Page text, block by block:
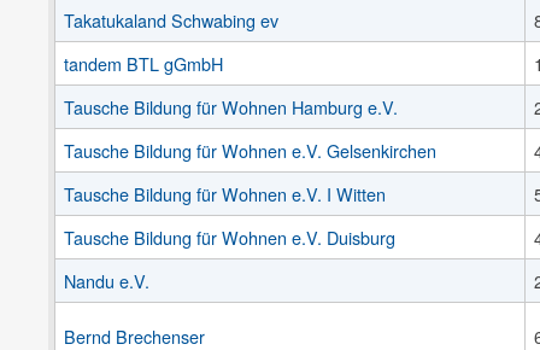
Takatukaland Schwabing ev
tandem BTL gGmbH
Tausche Bildung für Wohnen Hamburg e.V.
Tausche Bildung für Wohnen e.V. Gelsenkirchen
Tausche Bildung für Wohnen e.V. I Witten
Tausche Bildung für Wohnen e.V. Duisburg
Nandu e.V.
Bernd Brechenser